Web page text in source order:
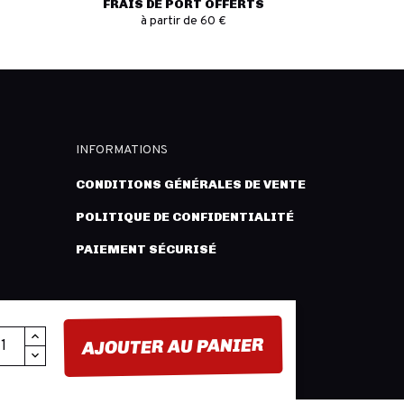
AJOUTER AU PANIER
FRAIS DE PORT OFFERTS
à partir de 60 €
INFORMATIONS
CONDITIONS GÉNÉRALES DE VENTE
POLITIQUE DE CONFIDENTIALITÉ
PAIEMENT SÉCURISÉ